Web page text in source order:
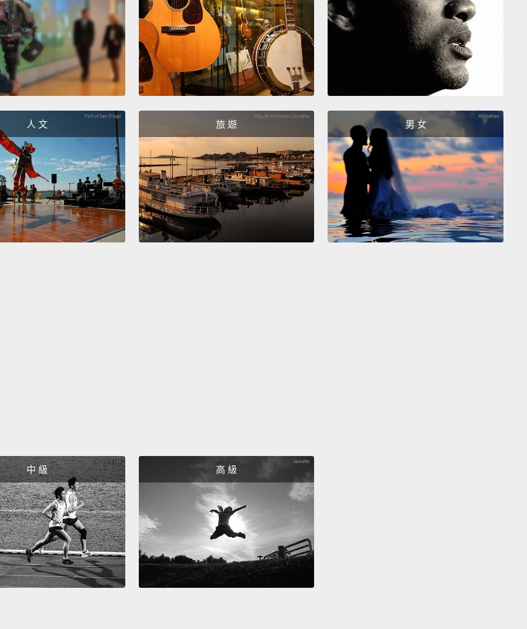
Socks—they're like little hugs for your feet.
襪子－－像是在給你的腳小小的擁抱。
Did you know that there is a bee species that sleeps
curled up in flowers?
They say when dogs dream, they likely dream about dog
things,
like chasing squirrels, running after rabbits, and
playing fetch with you.
人們說狗在做夢時，夢到的很有可能也是牠們的日常，像是追
逐松鼠和兔子，或跟你玩你丟我撿。
The YouTube channel "Pain Hours."
yourself up.
你一直都是很棒的朋友。你已經盡力了。你做得夠多了；別再
苛責自己了。
Beauty fades. There's something oddly comforting about
that.
In fact, nothing is really permanent.
shame, grief, or guilt will remain as intense as it does
when it's recently occurred.
人 文 旅 遊 男 女
中 級 高 級